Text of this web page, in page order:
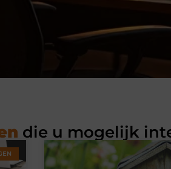
die u mogelijk